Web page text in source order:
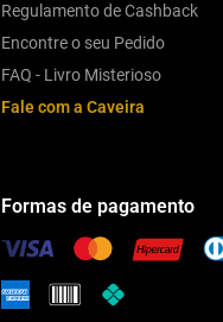
Regulamento de Cashback
Encontre o seu Pedido
FAQ - Livro Misterioso
Fale com a Caveira
Formas de pagamento